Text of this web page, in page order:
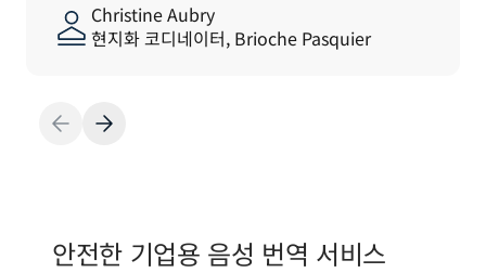
Christine Aubry
현지화 코디네이터, Brioche Pasquier
안전한 기업용 음성 번역 서비스